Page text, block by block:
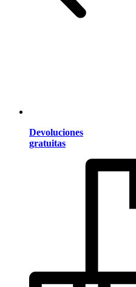
Devoluciones
gratuitas